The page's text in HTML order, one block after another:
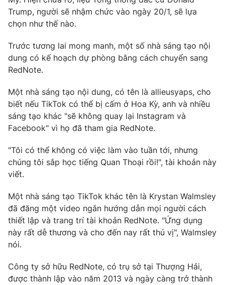
Tổng Biên tập: Vũ Thanh Thủy
Phó Tổng Biên tập:Nguyễn Thị Mỹ Hạnh, Phạm Quốc Thắng,
Tổng đài VTV: 024.38 355 931 - 024.38 355 932
Ðiện thoại Thời báo VTV:
024.66 897 897
Liên hệ quảng cáo:024-7300.7108
® Cấm sao chép dưới mọi hình thức nếu không có sự chấp
thuận bằng văn bản. Ghi rõ nguồn VTV.vn khi phát hành lại
Trump, người sẽ nhậm chức vào ngày 20/1, sẽ lựa
chọn như thế nào.
Trước tương lai mong manh, một số nhà sáng tạo nội
dung có kế hoạch dự phòng bằng cách chuyển sang
RedNote.
Một nhà sáng tạo nội dung, có tên là allieusyaps, cho
biết nếu TikTok có thể bị cấm ở Hoa Kỳ, anh và nhiều
sáng tạo khác "sẽ không quay lại Instagram và
Facebook" vì họ đã tham gia RedNote.
"Tôi có thể không có việc làm vào tuần tới, nhưng
chúng tôi sắp học tiếng Quan Thoại rồi!", tài khoản này
viết.
Một nhà sáng tạo TikTok khác tên là Krystan Walmsley
đã đăng một video ngắn hướng dẫn mọi người cách
thiết lập và trang trí tài khoản RedNote. "Ứng dụng
này rất dễ thương và cho đến nay rất thú vị", Walmsley
nói.
Công ty sở hữu RedNote, có trụ sở tại Thượng Hải,
được thành lập vào năm 2013 và ngày càng trở thành